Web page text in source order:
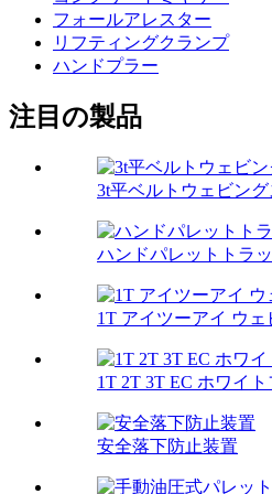
フォールアレスター
リフティングクランプ
ハンドプラー
注目の製品
3t平ベルトウェビン
ハンドパレットトラ
1T アイツーアイ ウ
1T 2T 3T EC ホワイ
安全落下防止装置